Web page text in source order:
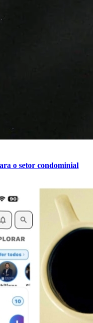
o setor condominial